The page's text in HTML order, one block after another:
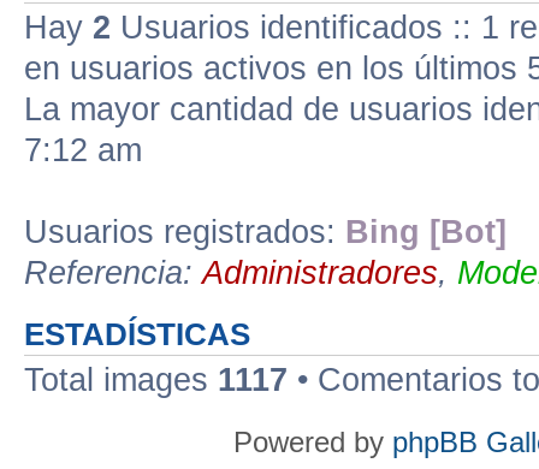
Hay 2 Usuarios identificados :: 1
en usuarios activos en los últimos
La mayor cantidad de usuarios
7:12 am
Usuarios registrados: Bing [Bot]
Referencia:Administradores,
ESTADÍSTICAS
Total images 1117 • Comentarios
Powered by phpBB